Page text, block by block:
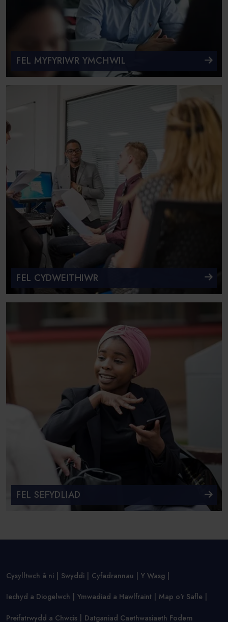
FEL MYFYRIWR YMCHWIL
FEL CYDWEITHIWR
FEL SEFYDLIAD
Cysylltwch â ni Swyddi Cyfadrannau Y Wasg
Iechyd a Diogelwch Ymwadiad a Hawlfraint Map o'r Safle
Preifatrwydd a Chwcis Datganiad Caethwasiaeth Fodern